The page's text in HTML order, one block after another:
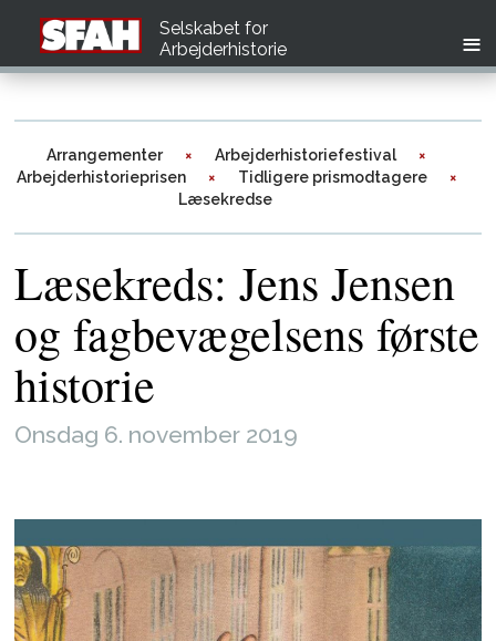
Selskabet for
Arbejderhistorie
Arrangementer
Arbejderhistoriefestival
Arbejderhistorieprisen
Tidligere prismodtagere
Læsekredse
Læsekreds: Jens Jensen
og fagbevægelsens første
historie
Onsdag 6. november 2019